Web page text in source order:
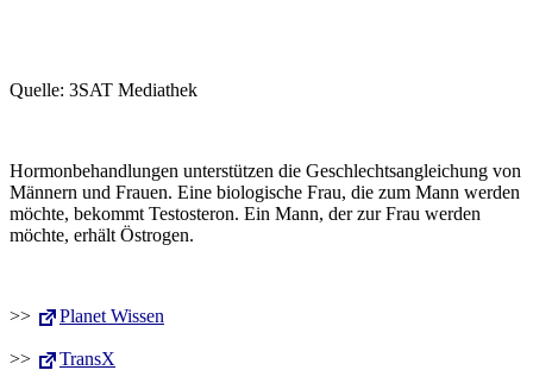
Quelle: 3SAT Mediathek
Hormonbehandlungen unterstützen die Geschlechtsangleichung von
Männern und Frauen. Eine biologische Frau, die zum Mann werden
möchte, bekommt Testosteron. Ein Mann, der zur Frau werden
möchte, erhält Östrogen.
>> Planet Wissen
>> TransX